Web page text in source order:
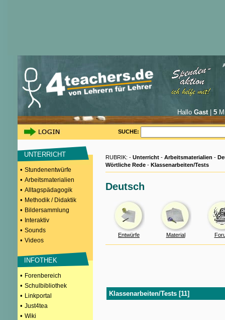
Hallo Gast| 5
SUCHE:
UNTERRICHT
• Stundenentwürfe
• Arbeitsmaterialien
• Alltagspädagogik
• Methodik / Didaktik
• Bildersammlung
• Interaktiv
• Sounds
• Videos
INFOTHEK
• Forenbereich
• Schulbibliothek
• Linkportal
• Just4tea
• Wiki
RUBRIK: - Unterricht - Arbeitsmaterialien -
Wörtliche Rede - Klassenarbeiten/Tests
Deutsch
Entwürfe Material
Klassenarbeiten/Tests [11]